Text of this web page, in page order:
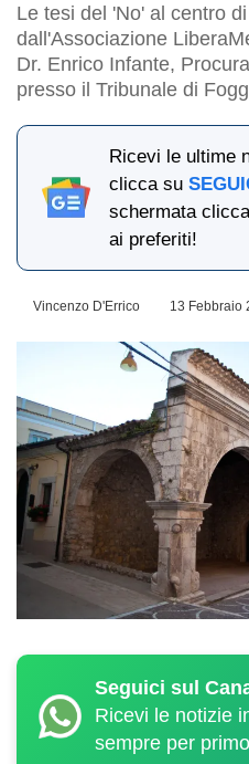
Le tesi del 'No' al centro
dall'Associazione
Dr. Enrico Infante,
presso il Tribunale di
Ricevi le ultime
clicca su
schermata
ai preferiti!
Vincenzo D'Errico 13 Febbraio
Seguici sul
Ricevi le notizie
sempre per